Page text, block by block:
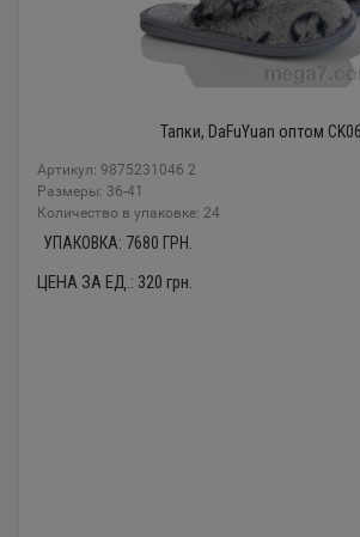
Тапки, DaFuYuan оптом
Артикул: 9875231046 2
Размеры: 36-41
Количество в упаковке: 24
УПАКОВКА: 7680 ГРН.
ЦЕНА ЗА ЕД.: 320 грн.